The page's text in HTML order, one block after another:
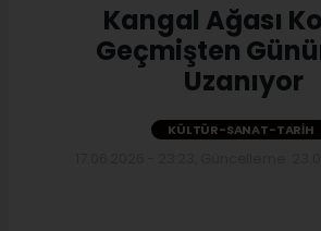
Kangal Ağası
Geçmişten
Uzanıyor
KÜLTÜR-SANAT-TARIH